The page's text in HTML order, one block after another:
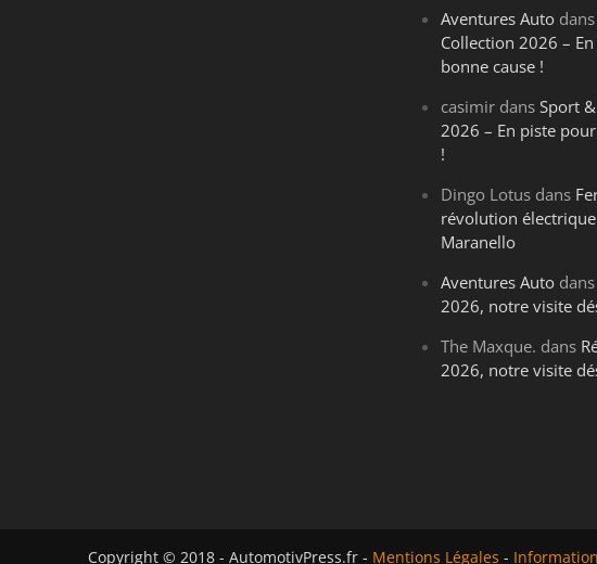
Aventures Auto
Collection 2026 –
bonne cause !
casimir dansSport
2026 – En piste
!
Dingo Lotus dans
révolution
Maranello
Aventures Auto dans
2026, notre visite
The Maxque. dans
2026, notre visite
Copyright © 2018 - AutomotivPress.fr - Mentions Légales -